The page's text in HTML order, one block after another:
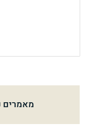
מאמרים